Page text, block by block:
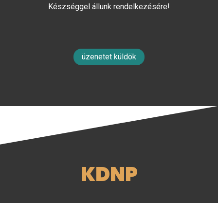
Készséggel állunk rendelkezésére!
üzenetet küldök
KDNP